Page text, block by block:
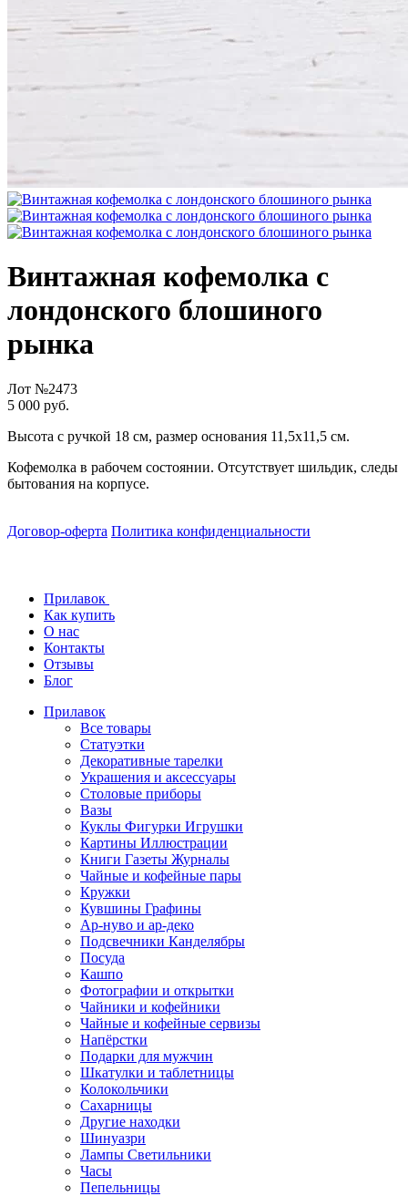
Винтажная кофемолка с
лондонского блошиного
рынка
Лот №2473
5 000 руб.
Высота с ручкой 18 см, размер основания 11,5x11,5 см.
Кофемолка в рабочем состоянии. Отсутствует шильдик, следы
бытования на корпусе.
Договор-оферта Политика конфиденциальности
Прилавок
Как купить
О нас
Контакты
Отзывы
Блог
Прилавок
Все товары
Статуэтки
Декоративные тарелки
Украшения и аксессуары
Столовые приборы
Вазы
Куклы Фигурки Игрушки
Картины Иллюстрации
Книги Газеты Журналы
Чайные и кофейные пары
Кружки
Кувшины Графины
Ар-нуво и ар-деко
Подсвечники Канделябры
Посуда
Кашпо
Фотографии и открытки
Чайники и кофейники
Чайные и кофейные сервизы
Напёрстки
Подарки для мужчин
Шкатулки и таблетницы
Колокольчики
Сахарницы
Другие находки
Шинуазри
Лампы Светильники
Часы
Пепельницы